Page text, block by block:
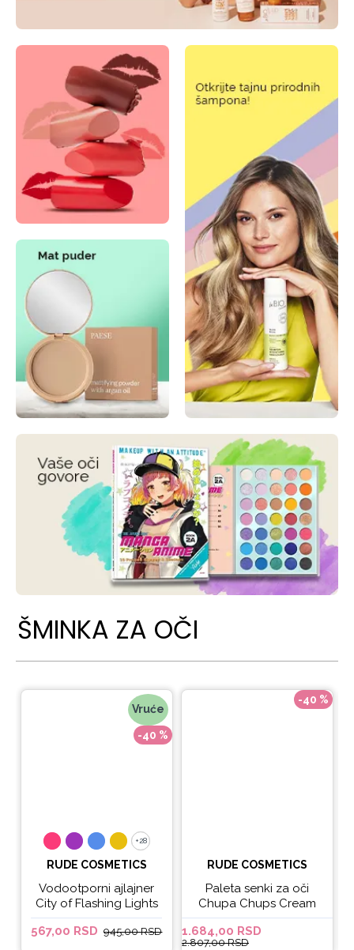
ŠMINKA ZA OČI
Vruće
-40 %
+28
+28
RUDE COSMETICS
Vodootporni ajlajner
City of Flashing Lights
Micro Retractable Liner
- It's Lit
567,00 RSD 945,00 RSD
-40 %
RUDE COSMETICS
Paleta senki za oči
Chupa Chups Cream
Soda
1.684,00 RSD
2.807,00 RSD